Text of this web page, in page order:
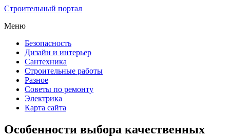
Строительный портал
Меню
Безопасность
Дизайн и интерьер
Сантехника
Строительные работы
Разное
Советы по ремонту
Электрика
Карта сайта
Особенности выбора качественных